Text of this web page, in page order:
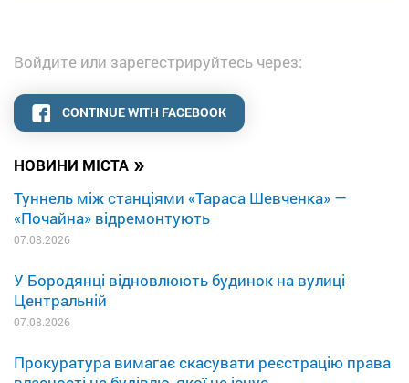
НОВИНИ МІСТА »
Туннель між станціями «Тараса Шевченка» —
«Почайна» відремонтують
07.08.2026
У Бородянці відновлюють будинок на вулиці
Центральній
07.08.2026
Прокуратура вимагає скасувати реєстрацію права
Войдите или зарегестрируйтесь через:
CONTINUE WITH FACEBOOK